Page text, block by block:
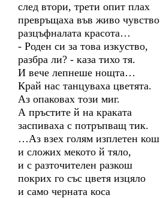
след втори, трети опит плах
превръщаха във живо чувство
разцъфналата красота…
- Роден си за това изкуство,
разбра ли? - каза тихо тя.
И вече лепнеше нощта…
Край нас танцуваха цветята.
Аз опаковах този миг.
А пръстите й на краката
заспиваха с потръпващ тик.
…Аз взех голям изплетен кош
и сложих мекото й тяло,
и с разточителен разкош
покрих го със цветя изцяло
и само черната коса